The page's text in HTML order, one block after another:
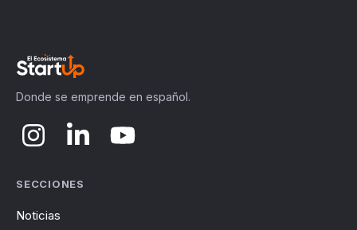
Donde se emprende en español.
SECCIONES
Noticias